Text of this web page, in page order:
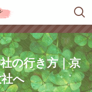
の行き方｜京
へ